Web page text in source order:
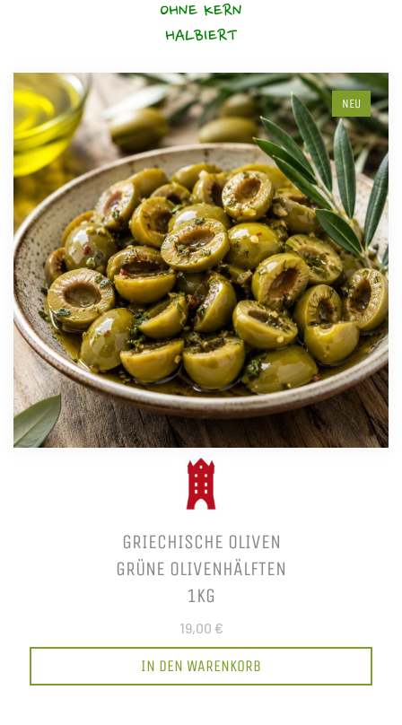
OHNE KERN
HALBIERT
NEU
GRIECHISCHE OLIVEN
GRÜNE OLIVENHÄLFTEN
1KG
19,00 €
IN DEN WARENKORB